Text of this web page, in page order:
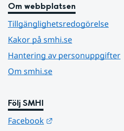
Om webbplatsen
Tillgänglighetsredogörelse
Kakor på smhi.se
Hantering av personuppgifter
Om smhi.se
Följ SMHI
Facebook